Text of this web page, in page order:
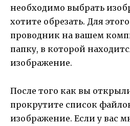
необходимо выбрать
хотите обрезать. Для
проводник на вашем
папку, в которой
изображение.
После того как вы
прокрутите список
изображение. Если у вас